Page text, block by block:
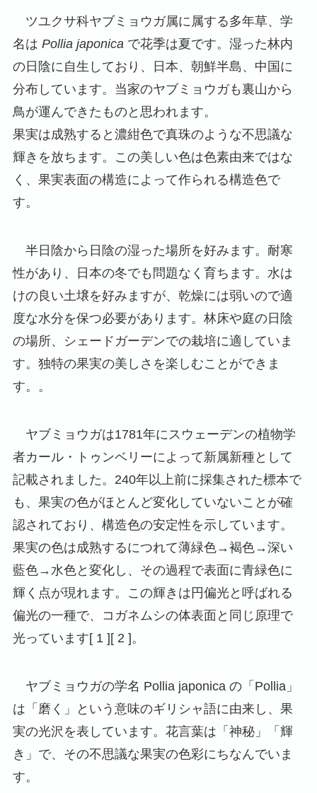
ツユクサ科ヤブミョウガ属に属する多年草、学
名は Pollia japonicaで花季は夏です。湿った林内
の日陰に自生しており、日本、朝鮮半島、中国に
分布しています。当家のヤブミョウガも裏山から
鳥が運んできたものと思われます。
果実は成熟すると濃紺色で真珠のような不思議な
輝きを放ちます。この美しい色は色素由来ではな
く、果実表面の構造によって作られる構造色で
す。
半日陰から日陰の湿った場所を好みます。耐寒
性があり、日本の冬でも問題なく育ちます。水は
けの良い土壌を好みますが、乾燥には弱いので適
度な水分を保つ必要があります。林床や庭の日陰
の場所、シェードガーデンでの栽培に適していま
す。独特の果実の美しさを楽しむことができま
す。。
ヤブミョウガは1781年にスウェーデンの植物学
者カール・トゥンベリーによって新属新種として
記載されました。240年以上前に採集された標本で
も、果実の色がほとんど変化していないことが確
認されており、構造色の安定性を示しています。
果実の色は成熟するにつれて薄緑色→褐色→深い
藍色→水色と変化し、その過程で表面に青緑色に
輝く点が現れます。この輝きは円偏光と呼ばれる
偏光の一種で、コガネムシの体表面と同じ原理で
光っています[ 1 ][ 2 ]。
ヤブミョウガの学名 Pollia japonica の「Pollia」
は「磨く」という意味のギリシャ語に由来し、果
実の光沢を表しています。花言葉は「神秘」「輝
き」で、その不思議な果実の色彩にちなんでいま
す。